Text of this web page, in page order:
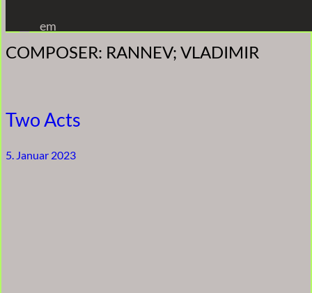
Inhalt
springen
em
COMPOSER: RANNEV; VLADIMIR
Two Acts
5. Januar 2023